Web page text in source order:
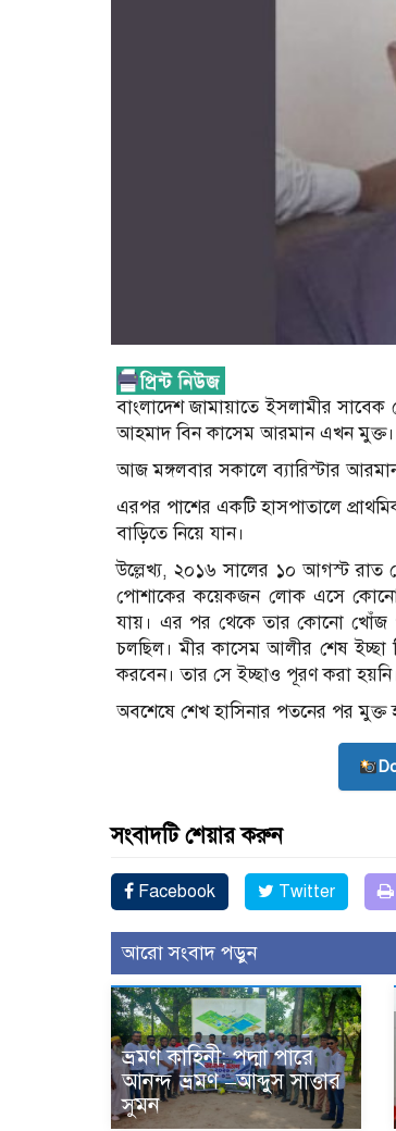
বাংলাদেশ জামায়াতে ইসলামীর সাবেক
আহমাদ বিন কাসেম আরমান এখন মুক্ত।
আজ মঙ্গলবার সকালে ব্যারিস্টার
এরপর পাশের একটি হাসপাতালে
বাড়িতে নিয়ে যান।
উল্লেখ্য, ২০১৬ সালের ১০ আগস্ট রাত
পোশাকের কয়েকজন লোক এসে কোনো
যায়। এর পর থেকে তার কোনো খোঁজ
চলছিল। মীর কাসেম আলীর শেষ ইচ্ছা
করবেন। তার সে ইচ্ছাও পূরণ করা হয়নি।
অবশেষে শেখ হাসিনার পতনের পর মুক্ত
সংবাদটি শেয়ার করুন
Facebook Twitter
আরো সংবাদ পড়ুন
ভ্রমণ কাহিনী: পদ্মা পারে
আনন্দ ভ্রমণ –আব্দুস সাত্তার
সুমন